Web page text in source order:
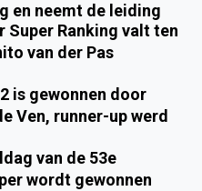
en neemt de leiding
Super Ranking valt ten
van der Pas
is gewonnen door
Ven, runner-up werd
van de 53e
wordt gewonnen